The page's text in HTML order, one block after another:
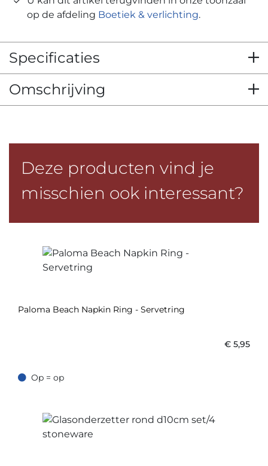
op de afdeling Boetiek & verlichting.
Specificaties
Omschrijving
Deze producten vind je
misschien ook interessant?
Paloma Beach Napkin Ring - Servetring
€ 5,95
Op = op
Op = op